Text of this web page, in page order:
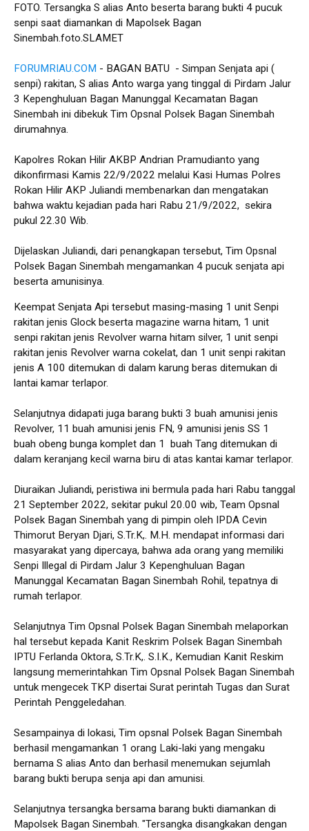
FOTO. Tersangka S alias Anto beserta barang bukti 4 pucuk
senpi saat diamankan di Mapolsek Bagan
Sinembah.foto.SLAMET
FORUMRIAU.COM - BAGAN BATU - Simpan Senjata api (
senpi) rakitan, S alias Anto warga yang tinggal di Pirdam Jalur
3 Kepenghuluan Bagan Manunggal Kecamatan Bagan
Sinembah ini dibekuk Tim Opsnal Polsek Bagan Sinembah
dirumahnya.
Kapolres Rokan Hilir AKBP Andrian Pramudianto yang
dikonfirmasi Kamis 22/9/2022 melalui Kasi Humas Polres
Rokan Hilir AKP Juliandi membenarkan dan mengatakan
bahwa waktu kejadian pada hari Rabu 21/9/2022, sekira
pukul 22.30 Wib.
Dijelaskan Juliandi, dari penangkapan tersebut, Tim Opsnal
Polsek Bagan Sinembah mengamankan 4 pucuk senjata api
beserta amunisinya.
Keempat Senjata Api tersebut masing-masing 1 unit Senpi
rakitan jenis Glock beserta magazine warna hitam, 1 unit
senpi rakitan jenis Revolver warna hitam silver, 1 unit senpi
rakitan jenis Revolver warna cokelat, dan 1 unit senpi rakitan
jenis A 100 ditemukan di dalam karung beras ditemukan di
lantai kamar terlapor.
Selanjutnya didapati juga barang bukti 3 buah amunisi jenis
Revolver, 11 buah amunisi jenis FN, 9 amunisi jenis SS 1
buah obeng bunga komplet dan 1 buah Tang ditemukan di
dalam keranjang kecil warna biru di atas kantai kamar terlapor.
Diuraikan Juliandi, peristiwa ini bermula pada hari Rabu tanggal
21 September 2022, sekitar pukul 20.00 wib, Team Opsnal
Polsek Bagan Sinembah yang di pimpin oleh IPDA Cevin
Thimorut Beryan Djari, S.Tr.K,. M.H. mendapat informasi dari
masyarakat yang dipercaya, bahwa ada orang yang memiliki
Senpi Illegal di Pirdam Jalur 3 Kepenghuluan Bagan
Manunggal Kecamatan Bagan Sinembah Rohil, tepatnya di
rumah terlapor.
Selanjutnya Tim Opsnal Polsek Bagan Sinembah melaporkan
hal tersebut kepada Kanit Reskrim Polsek Bagan Sinembah
IPTU Ferlanda Oktora, S.Tr.K,. S.I.K., Kemudian Kanit Reskim
langsung memerintahkan Tim Opsnal Polsek Bagan Sinembah
untuk mengecek TKP disertai Surat perintah Tugas dan Surat
Perintah Penggeledahan.
Sesampainya di lokasi, Tim opsnal Polsek Bagan Sinembah
berhasil mengamankan 1 orang Laki-laki yang mengaku
bernama S alias Anto dan berhasil menemukan sejumlah
barang bukti berupa senja api dan amunisi.
Selanjutnya tersangka bersama barang bukti diamankan di
Mapolsek Bagan Sinembah. "Tersangka disangkakan dengan